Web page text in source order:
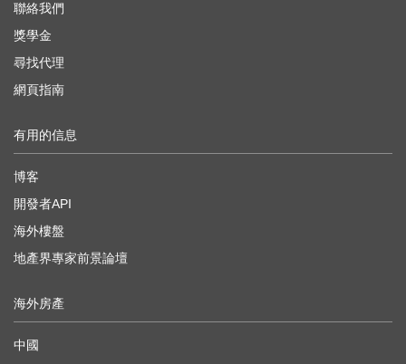
聯絡我們
獎學金
尋找代理
網頁指南
有用的信息
博客
開發者API
海外樓盤
地產界專家前景論壇
海外房產
中國